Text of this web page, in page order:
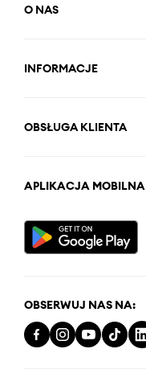
O NAS
INFORMACJE
OBSŁUGA KLIENTA
APLIKACJA MOBILNA
OBSERWUJ NAS NA: